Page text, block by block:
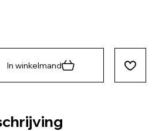
In winkelmand